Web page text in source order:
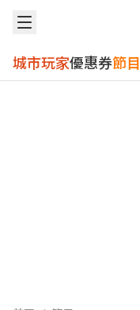
城市玩家優惠券節目